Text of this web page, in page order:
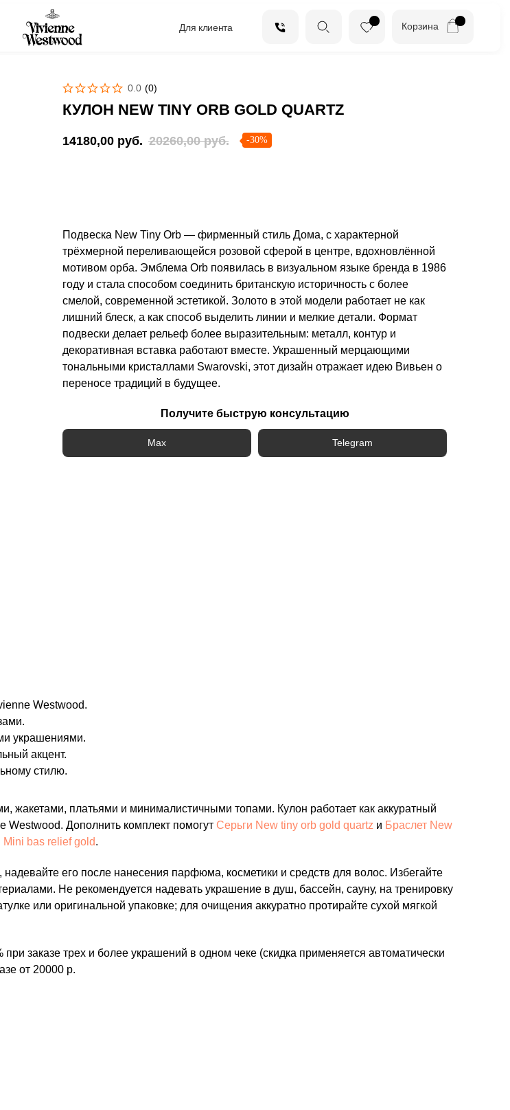
Для клиента Корзина
0.0 (0)
КУЛОН NEW TINY ORB GOLD QUARTZ
14180,00 руб. 20260,00 руб. -30%
Подвеска New Tiny Orb — фирменный стиль Дома, с характерной
трёхмерной переливающейся розовой сферой в центре, вдохновлённой
мотивом орба. Эмблема Orb появилась в визуальном языке бренда в 1986
году и стала способом соединить британскую историчность с более
смелой, современной эстетикой. Золото в этой модели работает не как
лишний блеск, а как способ выделить линии и мелкие детали. Формат
подвески делает рельеф более выразительным: металл, контур и
декоративная вставка работают вместе. Украшенный мерцающими
тональными кристаллами Swarovski, этот дизайн отражает идею Вивьен о
переносе традиций в будущее.
Получите быструю консультацию
Max Telegram
Westwood.
украшениями.
акцент.
стилю.
жакетами, платьями и минималистичными топами. Кулон работает как аккуратный
Westwood. Дополнить комплект помогут Серьги New tiny orb gold quartz и Браслет New
Mini bas relief gold.
его после нанесения парфюма, косметики и средств для волос. Избегайте
Не рекомендуется надевать украшение в душ, бассейн, сауну, на тренировку
или оригинальной упаковке; для очищения аккуратно протирайте сухой мягкой
заказе трех и более украшений в одном чеке (скидка применяется автоматически
от 20000 р.